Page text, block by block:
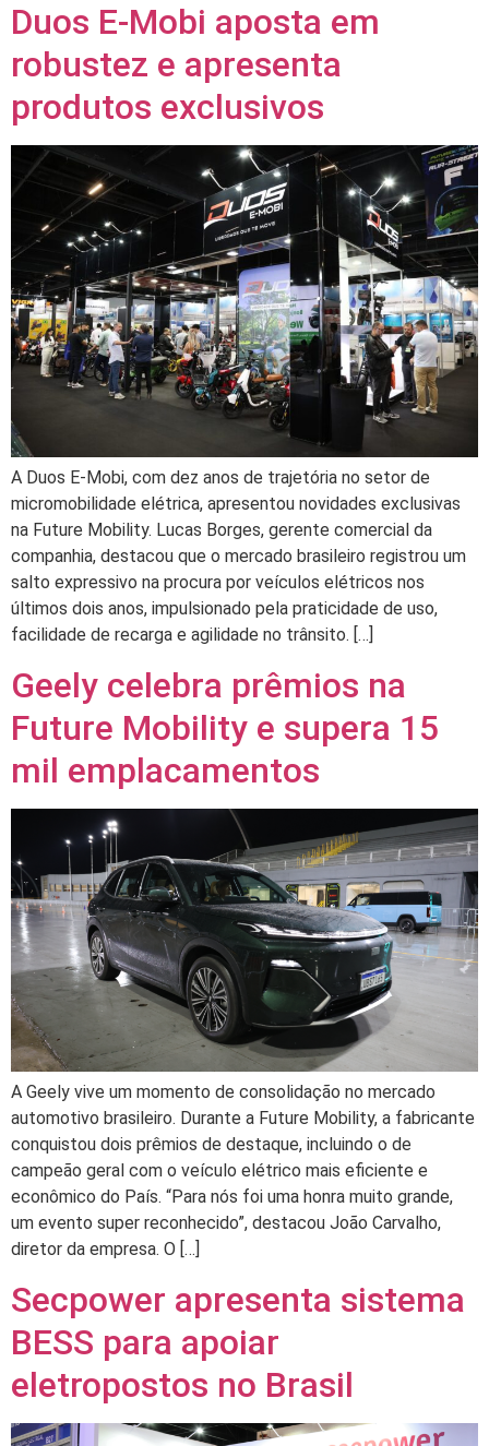
Duos E-Mobi aposta em
robustez e apresenta
produtos exclusivos
A Duos E-Mobi, com dez anos de trajetória no setor de
micromobilidade elétrica, apresentou novidades exclusivas
na Future Mobility. Lucas Borges, gerente comercial da
companhia, destacou que o mercado brasileiro registrou um
salto expressivo na procura por veículos elétricos nos
últimos dois anos, impulsionado pela praticidade de uso,
facilidade de recarga e agilidade no trânsito. […]
Geely celebra prêmios na
Future Mobility e supera 15
mil emplacamentos
A Geely vive um momento de consolidação no mercado
automotivo brasileiro. Durante a Future Mobility, a fabricante
conquistou dois prêmios de destaque, incluindo o de
campeão geral com o veículo elétrico mais eficiente e
econômico do País. “Para nós foi uma honra muito grande,
um evento super reconhecido”, destacou João Carvalho,
diretor da empresa. O […]
Secpower apresenta sistema
BESS para apoiar
eletropostos no Brasil